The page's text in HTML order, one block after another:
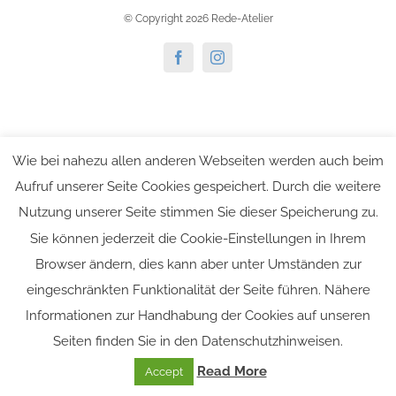
© Copyright 2026 Rede-Atelier
FacebookInstagram
Wie bei nahezu allen anderen Webseiten werden auch beim
Aufruf unserer Seite Cookies gespeichert. Durch die weitere
Nutzung unserer Seite stimmen Sie dieser Speicherung zu.
Sie können jederzeit die Cookie-Einstellungen in Ihrem
Browser ändern, dies kann aber unter Umständen zur
eingeschränkten Funktionalität der Seite führen. Nähere
Informationen zur Handhabung der Cookies auf unseren
Seiten finden Sie in den Datenschutzhinweisen.
Accept Read More